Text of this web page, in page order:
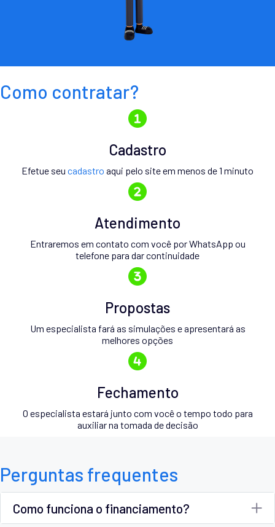
Como contratar?
Cadastro
Efetue seu cadastro aqui pelo site em menos de 1 minuto
Atendimento
Entraremos em contato com você por WhatsApp ou
telefone para dar continuidade
Propostas
Um especialista fará as simulações e apresentará as
melhores opções
Fechamento
O especialista estará junto com você o tempo todo para
auxiliar na tomada de decisão
Perguntas frequentes
Como funciona o financiamento?